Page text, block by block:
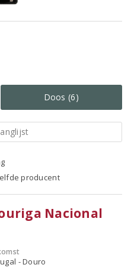
Doos (6)
producent
Nacional
- Douro